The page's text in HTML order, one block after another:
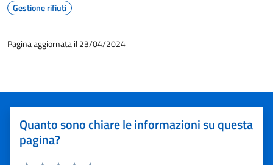
Gestione rifiuti
Pagina aggiornata il 23/04/2024
Quanto sono chiare le informazioni su questa
pagina?